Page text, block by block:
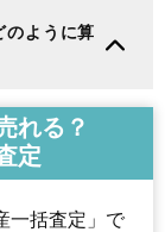
のように算
れる？
定
一括査定」で